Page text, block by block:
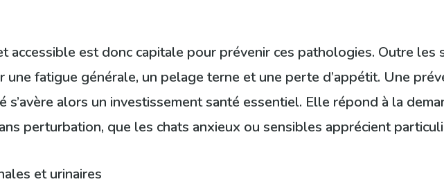
accessible est donc capitale pour prévenir ces pathologies. Outre les
une fatigue générale, un pelage terne et une perte d’appétit. Une
s’avère alors un investissement santé essentiel. Elle répond à la
perturbation, que les chats anxieux ou sensibles apprécient
et urinaires